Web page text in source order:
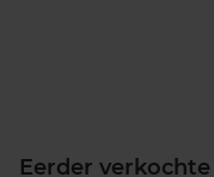
Eerder